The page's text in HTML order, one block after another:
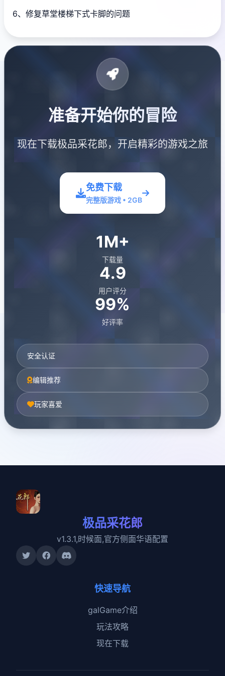
6、修复草堂楼梯下式卡脚的问题
准备开始你的冒险
现在下载极品采花郎，开启精彩的游戏之旅
免费下载
完整版游戏 • 2GB
1M+
下载量
4.9
用户评分
99%
好评率
安全认证
编辑推荐
玩家喜爱
极品采花郎
v1.3.1,时候面,官方侧面华语配置
快速导航
galGame介绍
玩法攻略
现在下载